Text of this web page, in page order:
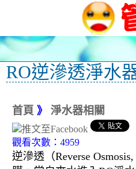
RO逆滲透淨水
首頁 》 淨水器相關
觀看次數：4959
逆滲透（Reverse